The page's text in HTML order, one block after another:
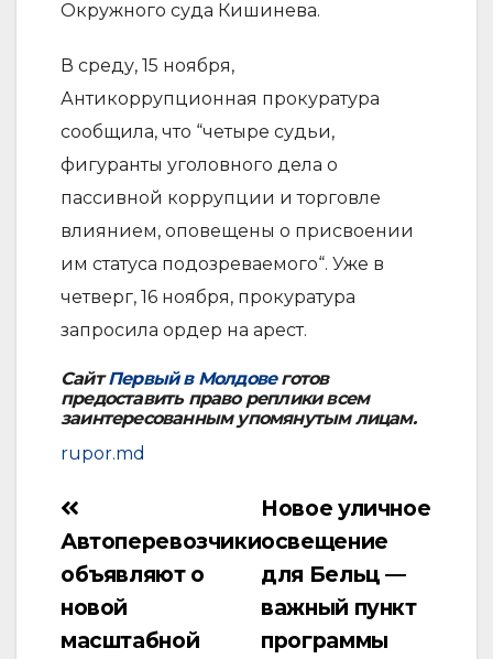
Окружного суда Кишинева.
В среду, 15 ноября,
Антикоррупционная прокуратура
сообщила, что “четыре судьи,
фигуранты уголовного дела о
пассивной коррупции и торговле
влиянием, оповещены о присвоении
им статуса подозреваемого“. Уже в
четверг, 16 ноября, прокуратура
запросила ордер на арест.
СайтПервый в Молдовеготов
предоставить право реплики всем
заинтересованным упомянутым лицам.
rupor.md
Навигация
по
записям
Новое уличное
освещение
для Бельц —
важный пункт
программы
Автоперевозчики
объявляют о
новой
масштабной